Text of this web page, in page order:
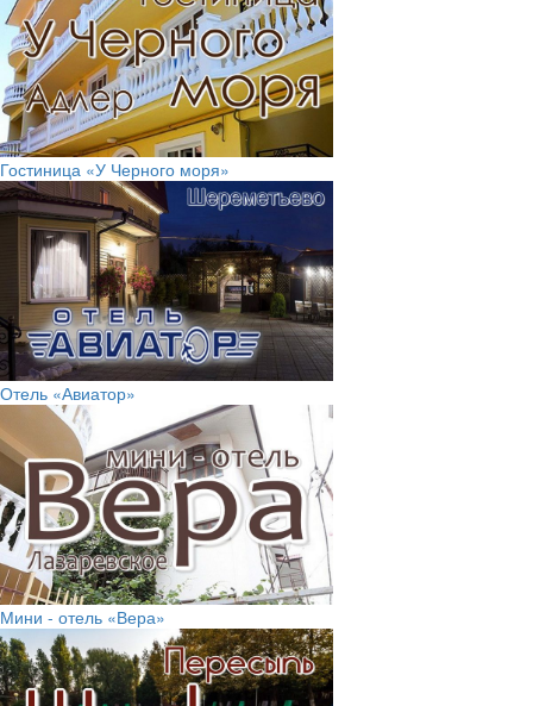
Гостиница «У Черного моря»
Отель «Авиатор»
Мини - отель «Вера»